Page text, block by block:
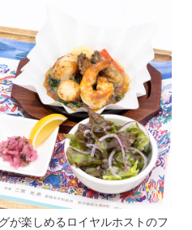
が楽しめるロイヤルホストのフ